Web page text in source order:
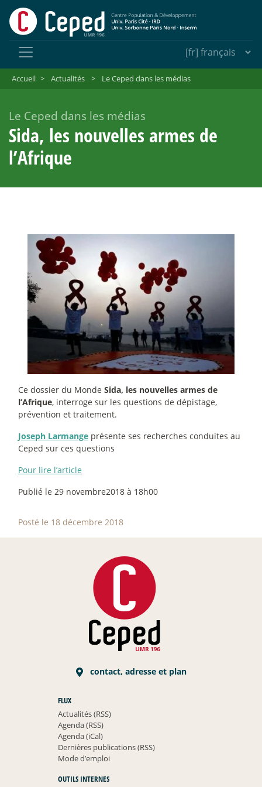
Accueil > Actualités > Le Ceped dans les médias
Le Ceped dans les médias
Sida, les nouvelles armes de
l’Afrique
Ce dossier du Monde Sida, les nouvelles armes de
l’Afrique, interroge sur les questions de dépistage,
prévention et traitement.
Joseph Larmange présente ses recherches conduites au
Ceped sur ces questions
Pour lire l’article
Publié le 29 novembre2018 à 18h00
Posté le 18 décembre 2018
contact, adresse et plan
FLUX
Actualités (RSS)
Agenda (RSS)
Agenda (iCal)
Dernières publications (RSS)
Mode d’emploi
OUTILS INTERNES